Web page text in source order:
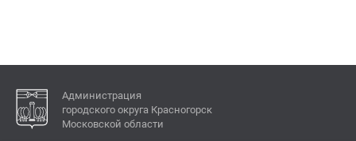
Администрация
городского округа Красногорск
Московской области